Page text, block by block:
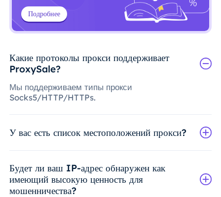
Подробнее
Какие протоколы прокси поддерживает
ProxySale?
Мы поддерживаем типы прокси
Socks5/HTTP/HTTPs.
У вас есть список местоположений прокси?
Будет ли ваш IP-адрес обнаружен как
имеющий высокую ценность для
мошенничества?